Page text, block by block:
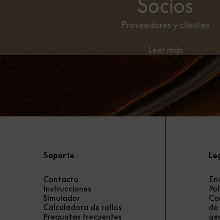
Socios
Proveedores y clientes
Leer más
Soporte
Contacto
Instrucciones
Simulador
Calculadora de rollos
Preguntas frecuentes
de